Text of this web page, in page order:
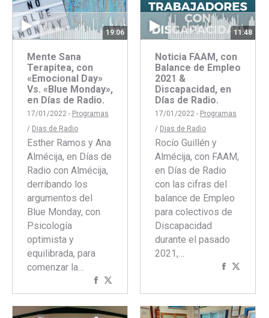
19:06
Mente Sana
Terapitea, con
«Emocional Day»
Vs. «Blue Monday»,
en Días de Radio.
17/01/2022 - Programas
/ Dias de Radio
Esther Ramos y Ana
Almécija, en Días de
Radio con Almécija,
derribando los
argumentos del
Blue Monday, con
Psicología
optimista y
equilibrada, para
comenzar la…
Compartir
con
Facebook
con
Twitter
11:48
Noticia FAAM, con
Balance de Empleo
2021 &
Discapacidad, en
Días de Radio.
17/01/2022 - Programas
/ Dias de Radio
Rocío Guillén y
Almécija, con FAAM,
en Días de Radio
con las cifras del
balance de Empleo
para colectivos de
Discapacidad
durante el pasado
2021,…
Compartir